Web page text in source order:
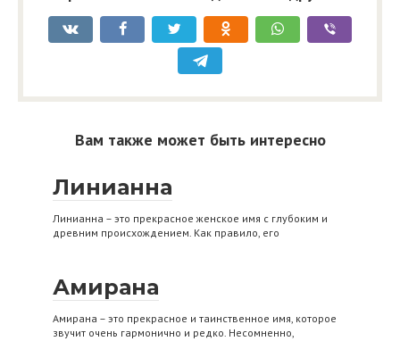
Вам также может быть интересно
Линианна
Линианна – это прекрасное женское имя с глубоким и
древним происхождением. Как правило, его
Амирана
Амирана – это прекрасное и таинственное имя, которое
звучит очень гармонично и редко. Несомненно,